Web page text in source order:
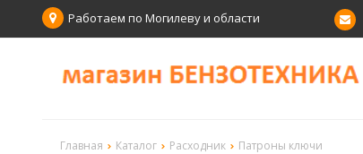
Работаем по Могилеву и области
Главная Каталог Расходник Патроны ключи